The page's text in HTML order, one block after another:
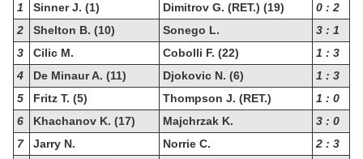
1
Sinner J. (1) Dimitrov G. (RET.) (19)
0 : 2
2
Shelton B. (10) Sonego L.
3 : 1
3
Cilic M. Cobolli F. (22)
1 : 3
4
De Minaur A. (11) Djokovic N. (6)
1 : 3
5
Fritz T. (5) Thompson J. (RET.)
1 : 0
6
Khachanov K. (17) Majchrzak K.
3 : 0
7
Jarry N. Norrie C.
2 : 3